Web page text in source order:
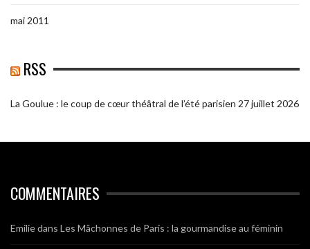
mai 2011
RSS
La Goulue : le coup de cœur théâtral de l’été parisien 27 juillet 2026
COMMENTAIRES
Emiliedans Les Mâchonnes de Paris : la gourmandise au féminin